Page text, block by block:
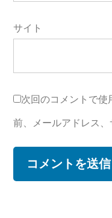
サイト
次回のコメントで使
前、メールアドレス、